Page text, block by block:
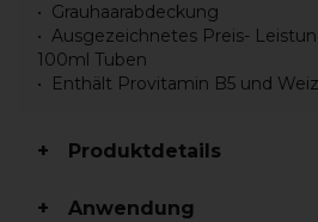
Grauhaarabdeckung
Ausgezeichnetes Preis-
100ml Tuben
Enthält Provitamin B5 und
Produktdetails
Anwendung